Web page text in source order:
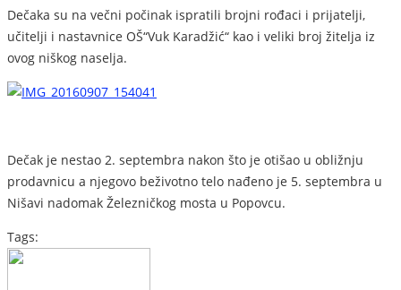
Dečaka su na večni počinak ispratili brojni rođaci i prijatelji,
učitelji i nastavnice OŠ“Vuk Karadžić“ kao i veliki broj žitelja iz
ovog niškog naselja.
Dečak je nestao 2. septembra nakon što je otišao u obližnju
prodavnicu a njegovo beživotno telo nađeno je 5. septembra u
Nišavi nadomak Železničkog mosta u Popovcu.
Tags: